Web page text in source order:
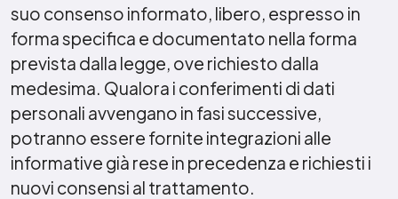
suo consenso informato, libero, espresso in
forma specifica e documentato nella forma
prevista dalla legge, ove richiesto dalla
medesima. Qualora i conferimenti di dati
personali avvengano in fasi successive,
potranno essere fornite integrazioni alle
informative già rese in precedenza e richiesti i
nuovi consensi al trattamento.